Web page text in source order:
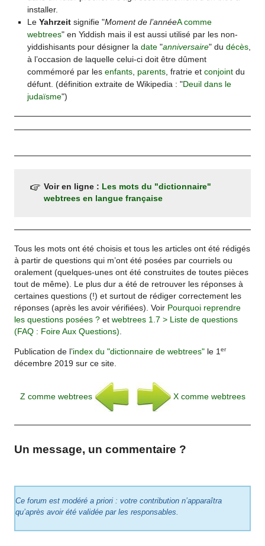
installer.
Le Yahrzeitsignifie "Moment de l’annéeA comme
webtrees" en Yiddish mais il est aussi utilisé par les non-
yiddishisants pour désigner la date"anniversaire" du décès,
à l’occasion de laquelle celui-ci doit être dûment
commémoré par les enfants, parents, fratrie et conjointdu
défunt. (définition extraite de Wikipedia : "Deuil dans le
judaïsme")
Voir en ligne : Les mots du "dictionnaire"
webtrees en langue française
Tous les mots ont été choisis et tous les articles ont été rédigés
à partir de questions qui m’ont été posées par courriels ou
oralement (quelques-unes ont été construites de toutes pièces
tout de même). Le plus dur a été de retrouver les réponses à
certaines questions (!) et surtout de rédiger correctement les
réponses (après les avoir vérifiées). Voir Pourquoi reprendre
les questions posées ? etwebtrees 1.7 > Liste de questions
(FAQ : Foire Aux Questions).
Publication de l’index du "dictionnaire de webtrees" le 1er
décembre 2019 sur ce site.
Z comme webtrees X comme webtrees
Un message, un commentaire ?
Ce forum est modéré a priori : votre contribution n’apparaîtra
qu’après avoir été validée par les responsables.